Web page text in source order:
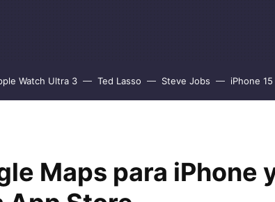
Watch Ultra 3 Ted Lasso Steve Jobs iPhone 15
Maps para iPhone